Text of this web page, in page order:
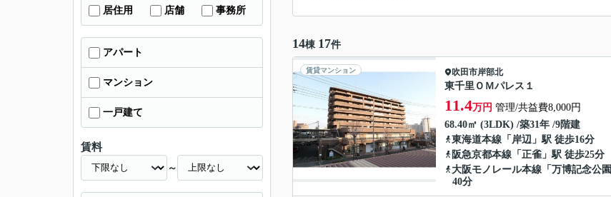
14棟 17件
賃貸マンション 吹田市岸部北
東千里ＯＭパレス１
11.4万円 管理/共益費8,000円
68.40㎡ (3LDK) /築31年 /9階建
東海道本線 「 岸辺 」駅 徒歩16分
阪急京都本線 「 正雀 」駅 徒歩25分
大阪モノレール本線 「 万博記念公園
40分
居住用 店舗 事務所
アパート
マンション
一戸建て
賃料
～